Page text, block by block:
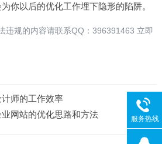
你以后的优化工作埋下隐形的陷阱。
违规的内容请联系QQ：396391463 立即
师的工作效率
网站的优化思路和方法 服务热线